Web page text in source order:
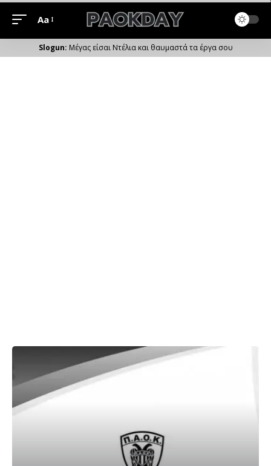
Μέγεθος
Γραμματοσειράς
Aa
Μέγας είσαι Ντέλια και θαυμαστά τα έργα σου